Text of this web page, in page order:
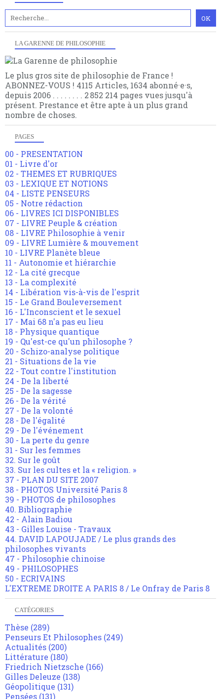
LA GARENNE DE PHILOSOPHIE
Le plus gros site de philosophie de France !
ABONNEZ-VOUS ! 4115 Articles, 1634 abonné·e·s,
depuis 2006 . . . . . . . . 2 852 214 pages vues jusqu'à
présent. Prestance et être apte à un plus grand
nombre de choses.
PAGES
00 - PRESENTATION
01 - Livre d'or
02 - THEMES ET RUBRIQUES
03 - LEXIQUE ET NOTIONS
04 - LISTE PENSEURS
05 - Notre rédaction
06 - LIVRES ICI DISPONIBLES
07 - LIVRE Peuple & création
08 - LIVRE Philosophie à venir
09 - LIVRE Lumière & mouvement
10 - LIVRE Planète bleue
11 - Autonomie et hiérarchie
12 - La cité grecque
13 - La complexité
14 - Libération vis-à-vis de l'esprit
15 - Le Grand Bouleversement
16 - L'Inconscient et le sexuel
17 - Mai 68 n'a pas eu lieu
18 - Physique quantique
19 - Qu'est-ce qu'un philosophe ?
20 - Schizo-analyse politique
21 - Situations de la vie
22 - Tout contre l'institution
24 - De la liberté
25 - De la sagesse
26 - De la vérité
27 - De la volonté
28 - De l'égalité
29 - De l'événement
30 - La perte du genre
31 - Sur les femmes
32. Sur le goût
33. Sur les cultes et la « religion. »
37 - PLAN DU SITE 2007
38 - PHOTOS Université Paris 8
39 - PHOTOS de philosophes
40. Bibliographie
42 - Alain Badiou
43 - Gilles Louise - Travaux
44. DAVID LAPOUJADE / Le plus grands des
philosophes vivants
47 - Philosophie chinoise
49 - PHILOSOPHES
50 - ECRIVAINS
L'EXTREME DROITE A PARIS 8 / Le Onfray de Paris 8
CATÉGORIES
Thèse (289)
Penseurs Et Philosophes (249)
Actualités (200)
Littérature (180)
Friedrich Nietzsche (166)
Gilles Deleuze (138)
Géopolitique (131)
Pensées (131)